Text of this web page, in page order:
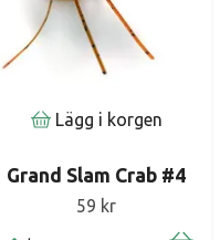
Lägg i korgen
Grand Slam Crab #4
59 kr